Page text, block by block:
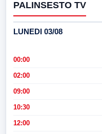
PALINSESTO TV
LUNEDI 03/08
00:00
02:00
09:00
10:30
12:00